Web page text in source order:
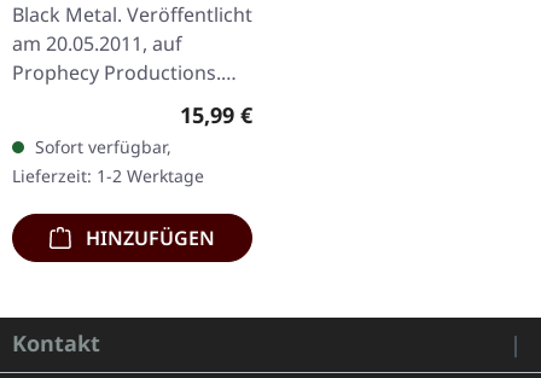
Black Metal. Veröffentlicht
am 20.05.2011, auf
Prophecy Productions.
Limitierte Auflage im
Digibook. "Le Secret" ist
eine ikonische EP des…
Regulärer Preis:
15,99 €
Sofort verfügbar,
Lieferzeit: 1-2 Werktage
HINZUFÜGEN
Kontakt